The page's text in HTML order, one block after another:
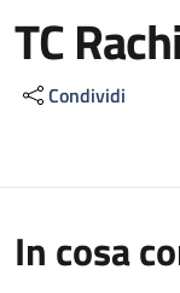
TC
Condividi
In cosa